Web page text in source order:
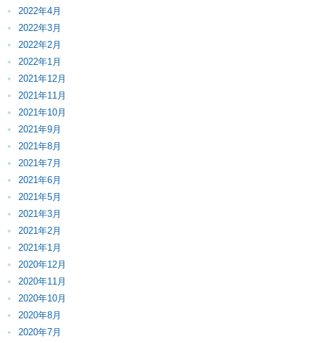
2022年4月
2022年3月
2022年2月
2022年1月
2021年12月
2021年11月
2021年10月
2021年9月
2021年8月
2021年7月
2021年6月
2021年5月
2021年3月
2021年2月
2021年1月
2020年12月
2020年11月
2020年10月
2020年8月
2020年7月